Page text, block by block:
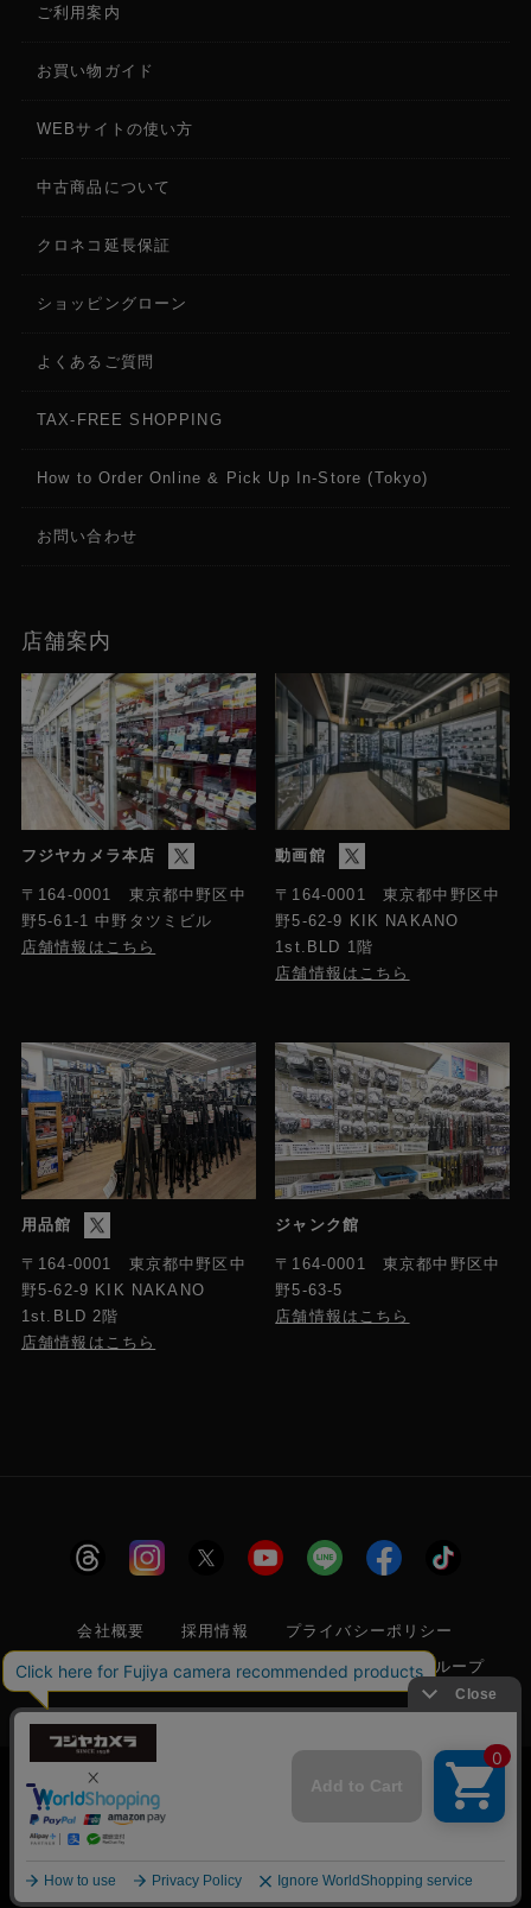
ご利用案内
お買い物ガイド
WEBサイトの使い方
中古商品について
クロネコ延長保証
ショッピングローン
よくあるご質問
TAX-FREE SHOPPING
How to Order Online & Pick Up In-Store (Tokyo)
お問い合わせ
店舗案内
フジヤカメラ本店
〒164-0001 東京都中野区中
野5-61-1 中野タツミビル
店舗情報はこちら
動画館
〒164-0001 東京都中野区中
野5-62-9 KIK NAKANO
1st.BLD 1階
店舗情報はこちら
用品館
〒164-0001 東京都中野区中
野5-62-9 KIK NAKANO
1st.BLD 2階
店舗情報はこちら
ジャンク館
〒164-0001 東京都中野区中
野5-63-5
店舗情報はこちら
会社概要 採用情報
プライバシーポリシー
特定商取引に関する法律に基づく表示
フジヤグループ
商標登録 第5211024号 株式会社フジヤカメラ店 古物商許可番
号 東京都公安委員会 第304399601272号
© 2006 FUJIYACAMERA SHOP
当サイトでは利便性向上のためクッキー(Cookie)
を使用しています。クッキー(Cookie)の使用に関
しては「プライバシーポリシー」
をお読みくださ
い。
承諾する